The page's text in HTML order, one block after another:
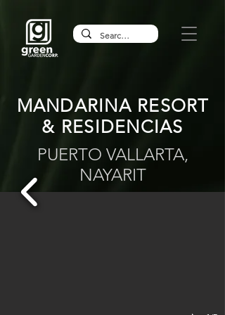
MANDARINA RESORT
& RESIDENCIAS
PUERTO VALLARTA,
NAYARIT